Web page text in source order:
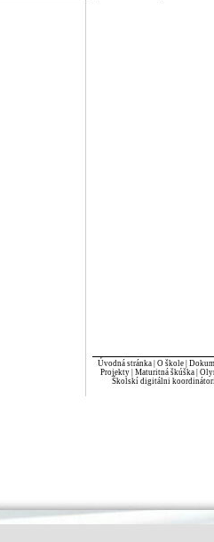
Úvodná stránka| O škole|
Projekty| Maturitná škúška|
Školskí digitálni